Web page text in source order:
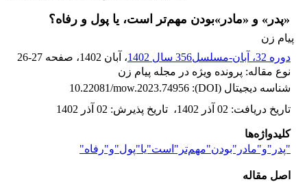
«پدر» و «مادر»بودن مهم‌تر است، یا پول و رفاه؟
پیام زن
دوره 32، آبان-مسلسل356 سال 1402
، آبان 1402 ، صفحه 26-27
نوع مقاله: پرونده ویژه در مجله پیام زن
شناسه دیجیتال (DOI):
10.22081/mow.2023.74956
تاریخ دریافت: 02 آذر 1402 ، تاریخ پذیرش: 02 آذر 1402
کلیدواژه‌ها
"پدر"و"مادر"بودن"مهم‌تر"است"یا"پول"و"رفاه"
اصل مقاله